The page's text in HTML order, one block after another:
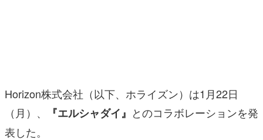
アプリレビュー
その他
Horizon株式会社（以下、ホライズン）は1月22日
（月）、
『エルシャダイ』 とのコラボレーションを発
表した。